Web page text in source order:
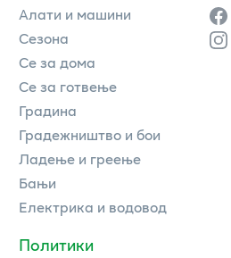
Алати и машини
Сезона
Се за дома
Се за готвење
Градина
Градежништво и бои
Ладење и греење
Бањи
Електрика и водовод
Политики